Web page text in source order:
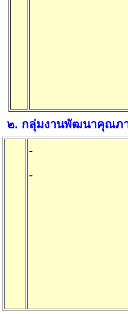
๒. กลุ่มงานพัฒนาคุณภ